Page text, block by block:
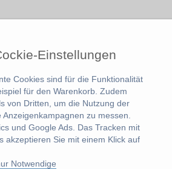
Einstellungen
Cookies sind für die Funktionalität
für den Warenkorb. Zudem
von Dritten, um die Nutzung der
zu messen.
und Google Ads. Das Tracken mit
akzeptieren Sie mit einem Klick auf
Notwendige